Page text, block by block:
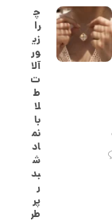
چ
را
زی
ور
آلا
ت
ط
لا
با
نم
اد
ش
بد
ر
پر
طر
ا
ل
ک
د
C
R
8
9
0
و
م
ا
ن
ا
ن
ش
ت
2